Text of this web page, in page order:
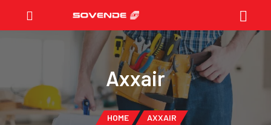
Axxair
HOME AXXAIR